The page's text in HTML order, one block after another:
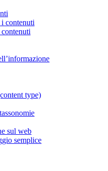
contenuti
type)
sul web
semplice